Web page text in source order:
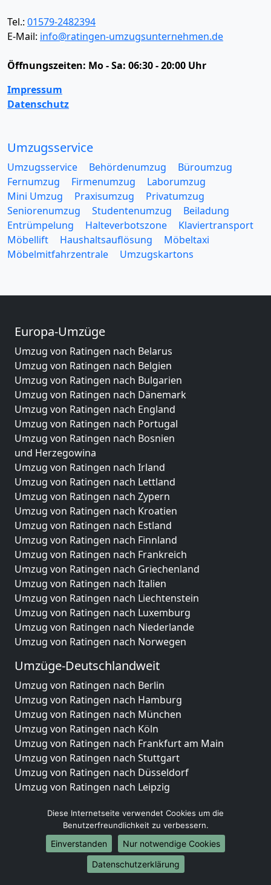
Tel.: 01579-2482394
E-Mail: info@ratingen-umzugsunternehmen.de
Öffnungszeiten: Mo - Sa: 06:30 - 20:00 Uhr
Impressum
Datenschutz
Umzugsservice
Umzugsservice Behördenumzug
Büroumzug
Fernumzug
Firmenumzug
Laborumzug
Mini Umzug
Praxisumzug
Privatumzug
Seniorenumzug
Studentenumzug
Beiladung
Entrümpelung
Halteverbotszone
Klaviertransport
Möbellift
Haushaltsauflösung
Möbeltaxi
Möbelmitfahrzentrale
Umzugskartons
Europa-Umzüge
Umzug von Ratingen nach Belarus
Umzug von Ratingen nach Belgien
Umzug von Ratingen nach Bulgarien
Umzug von Ratingen nach Dänemark
Umzug von Ratingen nach England
Umzug von Ratingen nach Portugal
Umzug von Ratingen nach Bosnien
und Herzegowina
Umzug von Ratingen nach Irland
Umzug von Ratingen nach Lettland
Umzug von Ratingen nach Zypern
Umzug von Ratingen nach Kroatien
Umzug von Ratingen nach Estland
Umzug von Ratingen nach Finnland
Umzug von Ratingen nach Frankreich
Umzug von Ratingen nach Griechenland
Umzug von Ratingen nach Italien
Umzug von Ratingen nach Liechtenstein
Umzug von Ratingen nach Luxemburg
Umzug von Ratingen nach Niederlande
Umzug von Ratingen nach Norwegen
Umzüge-Deutschlandweit
Umzug von Ratingen nach Berlin
Umzug von Ratingen nach Hamburg
Umzug von Ratingen nach München
Umzug von Ratingen nach Köln
Umzug von Ratingen nach Frankfurt am Main
Umzug von Ratingen nach Stuttgart
Umzug von Ratingen nach Düsseldorf
Umzug von Ratingen nach Leipzig
Umzug von Ratingen nach Essen
Umzug von Ratingen nach Bremen
Umzug von Ratingen nach Dresden
Umzug von Ratingen nach Hannover
Umzug von Ratingen nach Nürnberg
Diese Internetseite verwendet Cookies um die
Benutzerfreundlichkeit zu verbessern.
Einverstanden
Nur notwendige Cookies
Datenschutzerklärung